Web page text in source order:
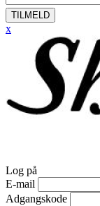
TILMELD
x
Log på
E-mail
Adgangskode